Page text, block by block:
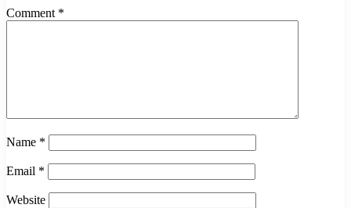
Comment *
Name *
Email *
Website